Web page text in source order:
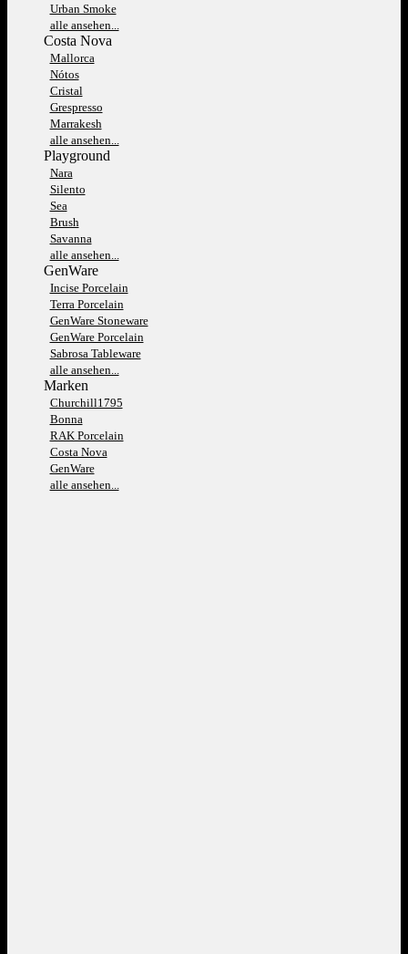
Urban Smoke
alle ansehen...
Costa Nova
Mallorca
Nótos
Cristal
Grespresso
Marrakesh
alle ansehen...
Playground
Nara
Silento
Sea
Brush
Savanna
alle ansehen...
GenWare
Incise Porcelain
Terra Porcelain
GenWare Stoneware
GenWare Porcelain
Sabrosa Tableware
alle ansehen...
Marken
Churchill1795
Bonna
RAK Porcelain
Costa Nova
GenWare
alle ansehen...